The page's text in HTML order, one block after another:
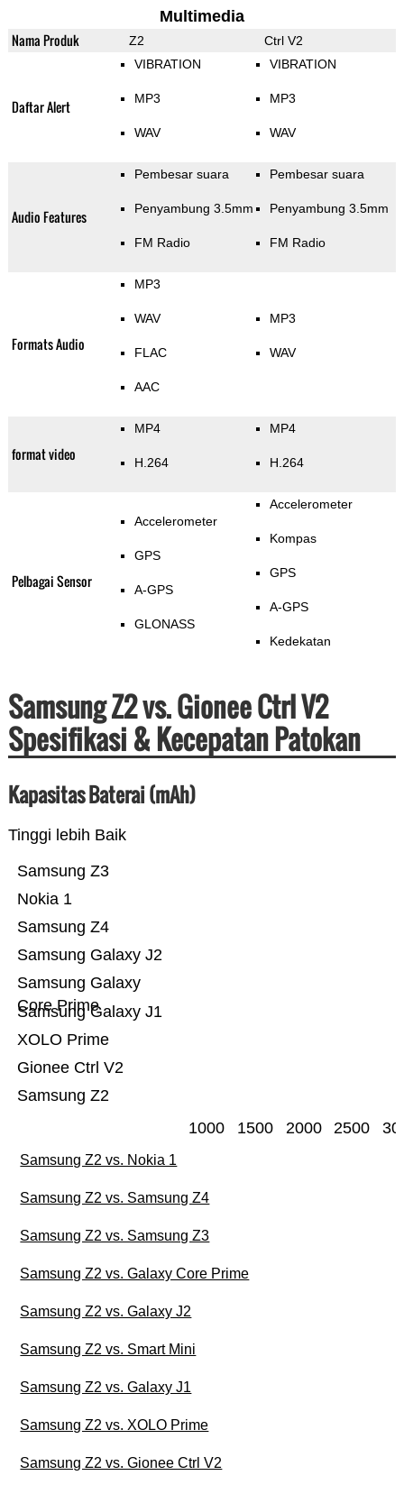
Multimedia
Nama Produk Z2 Ctrl V2
Daftar Alert
VIBRATION
MP3
WAV
VIBRATION
MP3
WAV
Audio Features
Pembesar suara
Penyambung 3.5mm
FM Radio
Pembesar suara
Penyambung 3.5mm
FM Radio
Formats Audio
MP3
WAV
FLAC
AAC
MP3
WAV
format video
MP4
H.264
MP4
H.264
Pelbagai Sensor
Accelerometer
GPS
A-GPS
GLONASS
Accelerometer
Kompas
GPS
A-GPS
Kedekatan
Samsung Z2 vs. Gionee Ctrl V2
Spesifikasi & Kecepatan Patokan
Kapasitas Baterai (mAh)
Tinggi lebih Baik
Samsung Z2
Gionee Ctrl V2
XOLO Prime
Samsung Galaxy J1
Samsung Galaxy
Core Prime
Samsung Galaxy J2
Samsung Z4
Nokia 1
Samsung Z3
1000 1500 2000 2500
Samsung Z2 vs. Nokia 1
Samsung Z2 vs. Samsung Z4
Samsung Z2 vs. Samsung Z3
Samsung Z2 vs. Galaxy Core Prime
Samsung Z2 vs. Galaxy J2
Samsung Z2 vs. Smart Mini
Samsung Z2 vs. Galaxy J1
Samsung Z2 vs. XOLO Prime
Samsung Z2 vs. Gionee Ctrl V2